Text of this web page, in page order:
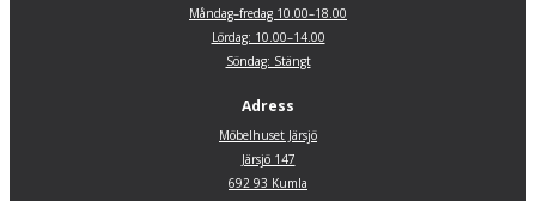
Måndag–fredag 10.00–18.00
Lördag: 10.00–14.00
Söndag: Stängt
Adress
Möbelhuset Järsjö
Järsjö 147
692 93 Kumla